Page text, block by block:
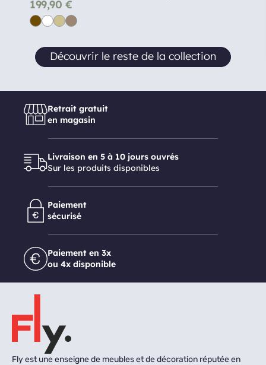
199,90 €
Découvrir le reste de la collection
Retrait gratuit
en magasin
Livraison en 5 à 10 jours ouvrés
Sur les produits disponibles
Paiement
sécurisé
Paiement en 3x
ou 4x disponible
Fly est une enseigne de meubles et de décoration réputée en